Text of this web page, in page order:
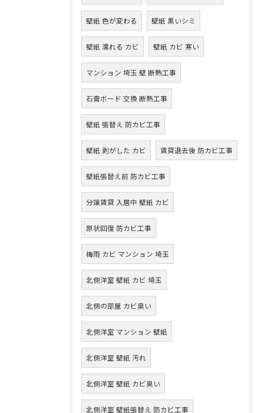
壁紙 色が変わる 壁紙 黒いシミ
壁紙 濡れる カビ 壁紙 カビ 寒い
マンション 埼玉 壁 断熱工事
石膏ボード 交換 断熱工事
壁紙 張替え 防カビ工事
壁紙 剥がした カビ 賃貸退去後 防カビ工事
壁紙張替え前 防カビ工事
分譲賃貸 入居中 壁紙 カビ
原状回復 防カビ工事
梅雨 カビ マンション 埼玉
北側洋室 壁紙 カビ 埼玉
北側の部屋 カビ臭い
北側洋室 マンション 壁紙
北側洋室 壁紙 汚れ
北側洋室 壁紙 カビ臭い
北側洋室 壁紙張替え 防カビ工事